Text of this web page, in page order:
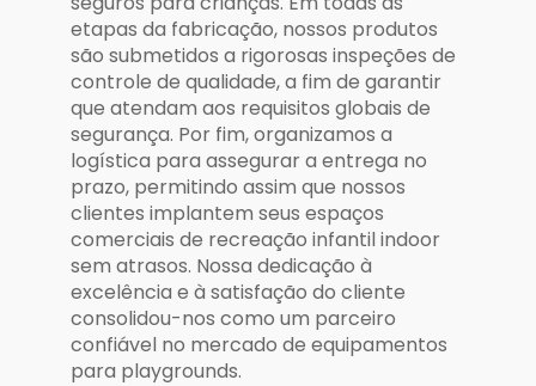
etapas da fabricação, nossos produtos
são submetidos a rigorosas inspeções de
controle de qualidade, a fim de garantir
que atendam aos requisitos globais de
segurança. Por fim, organizamos a
logística para assegurar a entrega no
prazo, permitindo assim que nossos
clientes implantem seus espaços
comerciais de recreação infantil indoor
sem atrasos. Nossa dedicação à
excelência e à satisfação do cliente
consolidou-nos como um parceiro
confiável no mercado de equipamentos
para playgrounds.